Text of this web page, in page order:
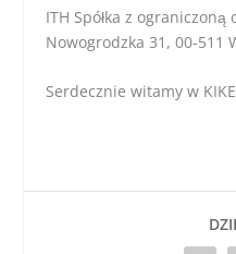
ITH Spółka z
Nowogrodzka 31, 00-511
Serdecznie witamy w